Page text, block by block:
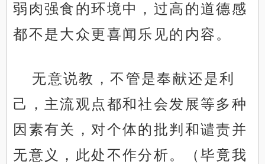
弱肉强食的环境中，过高的道德感
都不是大众更喜闻乐见的内容。
无意说教，不管是奉献还是利
己，主流观点都和社会发展等多种
因素有关，对个体的批判和谴责并
无意义，此处不作分析。（毕竟我